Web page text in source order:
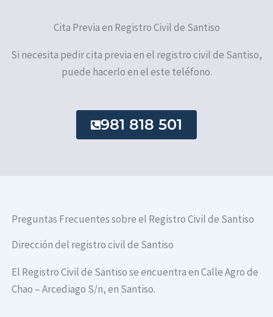
Cita Previa en Registro Civil de Santiso
Si necesita pedir cita previa en el registro civil de Santiso,
puede hacerlo en el este teléfono.
981 818 501
Preguntas Frecuentes sobre el Registro Civil de Santiso
Dirección del registro civil de Santiso
El Registro Civil de Santiso se encuentra en Calle Agro de
Chao – Arcediago S/n, en Santiso.